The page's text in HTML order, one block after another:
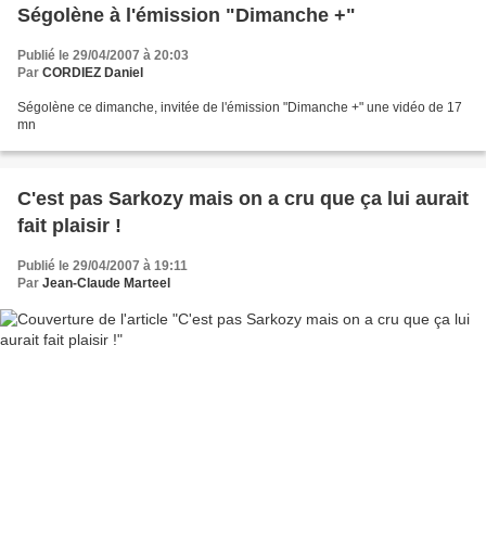
Ségolène à l'émission "Dimanche +"
Publié le 29/04/2007 à 20:03
Par CORDIEZ Daniel
Ségolène ce dimanche, invitée de l'émission "Dimanche +" une vidéo de 17
mn
C'est pas Sarkozy mais on a cru que ça lui aurait
fait plaisir !
Publié le 29/04/2007 à 19:11
Par Jean-Claude Marteel